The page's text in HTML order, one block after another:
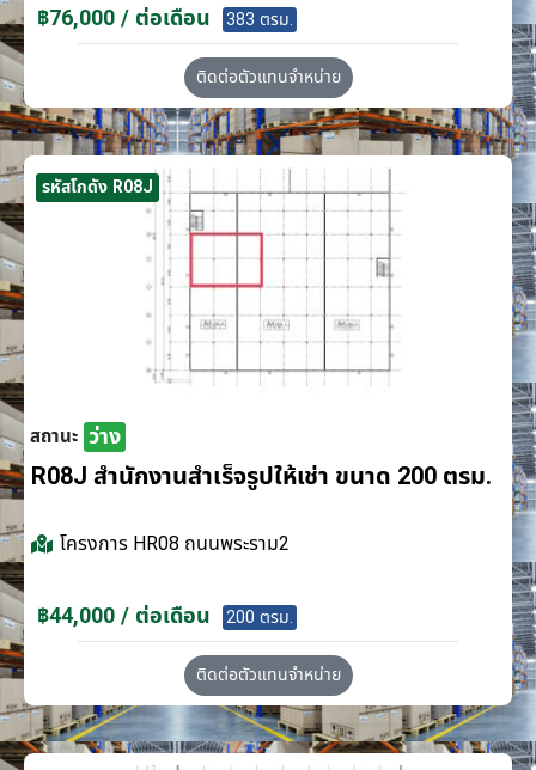
฿76,000 / ต่อเดือน 383 ตรม.
ติดต่อตัวแทนจำหน่าย
รหัสโกดัง R08J
สถานะ ว่าง
R08J สำนักงานสำเร็จรูปให้เช่า ขนาด 200 ตรม.
โครงการ HR08 ถนนพระราม2
฿44,000 / ต่อเดือน 200 ตรม.
ติดต่อตัวแทนจำหน่าย